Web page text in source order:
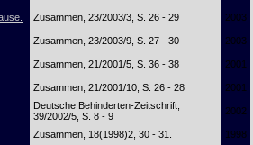
Zusammen, 23/2003/3, S. 26 - 29 2003
Zusammen, 23/2003/9, S. 27 - 30 2003
Zusammen, 21/2001/5, S. 36 - 38 2001
Zusammen, 21/2001/10, S. 26 - 28 2001
Deutsche Behinderten-Zeitschrift,
39/2002/5, S. 8 - 9
2002
Zusammen, 18(1998)2, 30 - 31. 1998